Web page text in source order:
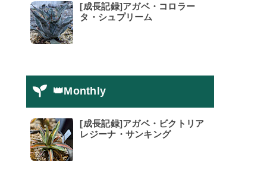
[成長記録]アガベ・コロラー
タ・シュプリーム
👑Monthly
[成長記録]アガベ・ビクトリア
レジーナ・サンキング